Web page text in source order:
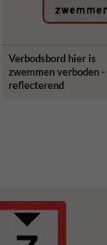
Verbodsbord hier is
zwemmen verboden -
reflecterend